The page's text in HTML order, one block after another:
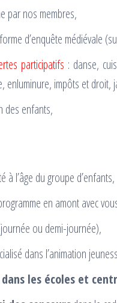
par nos membres,
d’enquête médiévale
participatifs : danse,
enluminure, impôts et droit,
des enfants,
à l’âge du groupe d’enfants,
en amont avec
ou demi-journée),
dans l’animation
les écoles et